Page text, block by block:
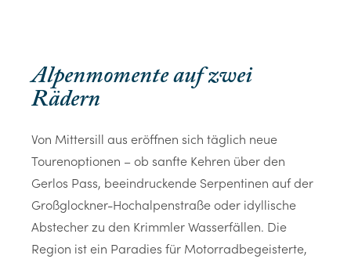
Alpenmomente auf zwei
Rädern
Von Mittersill aus eröffnen sich täglich neue
Tourenoptionen – ob sanfte Kehren über den
Gerlos Pass, beeindruckende Serpentinen auf der
Großglockner-Hochalpenstraße oder idyllische
Abstecher zu den Krimmler Wasserfällen. Die
Region ist ein Paradies für Motorradbegeisterte,